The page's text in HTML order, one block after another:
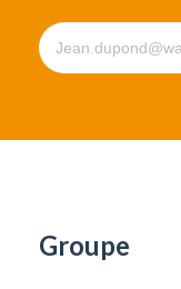
Groupe